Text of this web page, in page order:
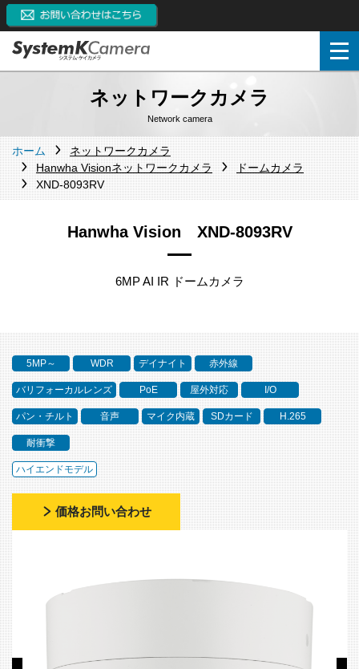
ネットワークカメラ
Network camera
ホーム
ネットワークカメラ
Hanwha Visionネットワークカメラ
ドームカメラ
XND-8093RV
Hanwha Vision XND-8093RV
6MP AI IR ドームカメラ
5MP～ WDR デイナイト 赤外線
バリフォーカルレンズ PoE 屋外対応 I/O
パン・チルト 音声 マイク内蔵 SDカード H.265
耐衝撃
ハイエンドモデル
価格お問い合わせ